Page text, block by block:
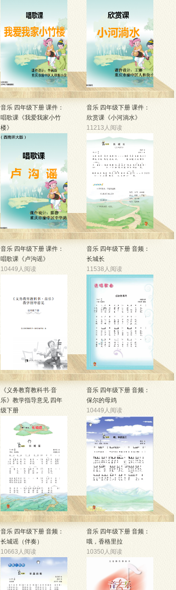
音乐 四年级下册 课件：
唱歌课《我爱我家小竹
楼》
10594人阅读
音乐 四年级下册 课件：
欣赏课《小河淌水》
11213人阅读
音乐 四年级下册 课件：
唱歌课《卢沟谣》
10449人阅读
音乐 四年级下册 音频：
长城长
11538人阅读
《义务教育教科书·音
乐》教学指导意见 四年
级下册
10625人阅读
音乐 四年级下册 音频：
保尔的母鸡
10449人阅读
音乐 四年级下册 音频：
长城谣（伴奏）
10663人阅读
音乐 四年级下册 音频：
哦，香格里拉
10350人阅读